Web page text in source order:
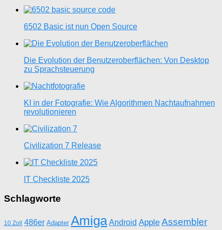
6502 Basic ist nun Open Source
Die Evolution der Benutzeroberflächen: Von Desktop
zu Sprachsteuerung
KI in der Fotografie: Wie Algorithmen Nachtaufnahmen
revolutionieren
Civilization 7 Release
IT Checkliste 2025
Schlagworte
10 Zoll 486er Adapter Amiga Android Apple Assembler